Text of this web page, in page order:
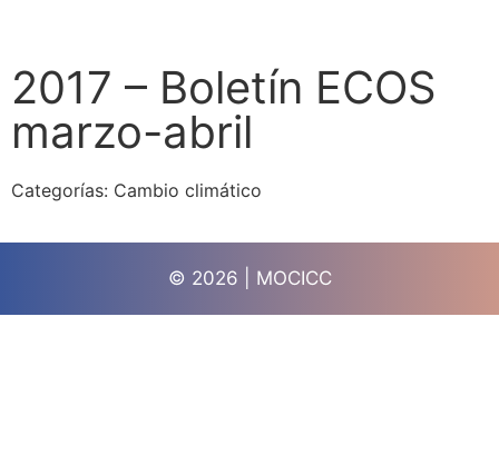
2017 – Boletín ECOS
marzo-abril
Categorías: Cambio climático
© 2026 | MOCICC